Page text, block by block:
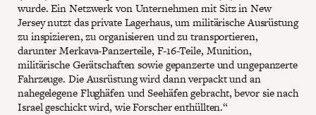
wurde. Ein Netzwerk von Unternehmen mit Sitz in New
Jersey nutzt das private Lagerhaus, um militärische Ausrüstung
zu inspizieren, zu organisieren und zu transportieren,
darunter Merkava-Panzerteile, F-16-Teile, Munition,
militärische Gerätschaften sowie gepanzerte und ungepanzerte
Fahrzeuge. Die Ausrüstung wird dann verpackt und an
nahegelegene Flughäfen und Seehäfen gebracht, bevor sie nach
Israel geschickt wird, wie Forscher enthüllten.“